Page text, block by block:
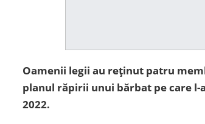
Oamenii legii au reținut patru
planul răpirii unui bărbat pe care
2022.